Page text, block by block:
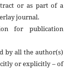
or as part of a
journal.
for publication
by all the author(s)
or explicitly – of